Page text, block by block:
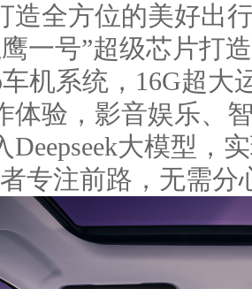
造全方位的美好出
一号”超级芯片打
机系统，16G超大
体验，影音娱乐、
Deepseek大模型，
专注前路，无需分